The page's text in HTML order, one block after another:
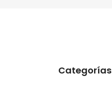
Categorías